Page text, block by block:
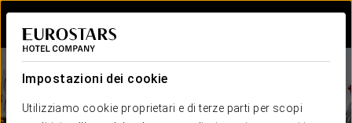
Impostazioni dei cookie
Utilizziamo cookie proprietari e di terze parti per scopi